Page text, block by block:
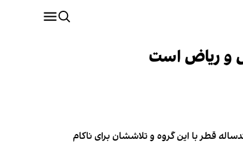
قطر با این گروه و تلاششان برای ناکام